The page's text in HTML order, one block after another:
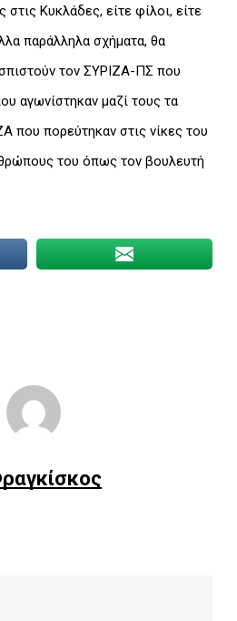
Κυκλάδες, είτε φίλοι, είτε
παράλληλα σχήματα, θα
τον ΣΥΡΙΖΑ-ΠΣ που
αγωνίστηκαν μαζί τους τα
που πορεύτηκαν στις νίκες του
του όπως τον βουλευτή